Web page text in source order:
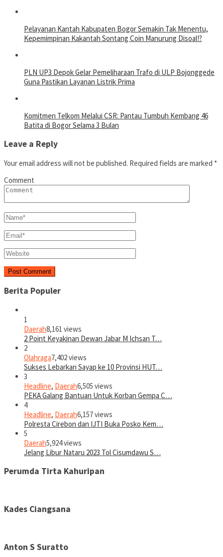
Pelayanan Kantah Kabupaten Bogor Semakin Tak Menentu,
Kepemimpinan Kakantah Sontang Coin Manurung Disoal!?
PLN UP3 Depok Gelar Pemeliharaan Trafo di ULP Bojonggede
Guna Pastikan Layanan Listrik Prima
Komitmen Telkom Melalui CSR: Pantau Tumbuh Kembang 46
Batita di Bogor Selama 3 Bulan
Leave a Reply
Your email address will not be published. Required fields are marked *
Comment
Berita Populer
1
Daerah8,161 views
2 Point Keyakinan Dewan Jabar M Ichsan T…
2
Olahraga7,402 views
Sukses Lebarkan Sayap ke 10 Provinsi HUT…
3
Headline, Daerah6,505 views
PEKA Galang Bantuan Untuk Korban Gempa C…
4
Headline, Daerah6,157 views
Polresta Cirebon dan IJTI Buka Posko Kem…
5
Daerah5,924 views
Jelang Libur Nataru 2023 Tol Cisumdawu S…
Perumda Tirta Kahuripan
Kades Ciangsana
Anton S Suratto